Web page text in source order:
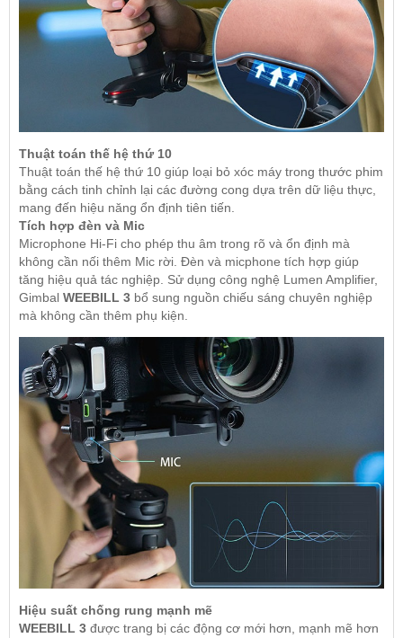
Thuật toán thế hệ thứ 10
Thuật toán thế hệ thứ 10 giúp loại bỏ xóc máy trong thước phim
bằng cách tinh chỉnh lại các đường cong dựa trên dữ liệu thực,
mang đến hiệu năng ổn định tiên tiến.
Tích hợp đèn và Mic
Microphone Hi-Fi cho phép thu âm trong rõ và ổn định mà
không cần nối thêm Mic rời. Đèn và micphone tích hợp giúp
tăng hiệu quả tác nghiệp. Sử dụng công nghệ Lumen Amplifier,
Gimbal WEEBILL 3 bổ sung nguồn chiếu sáng chuyên nghiệp
mà không cần thêm phụ kiện.
Hiệu suất chống rung mạnh mẽ
WEEBILL 3 được trang bị các động cơ mới hơn, mạnh mẽ hơn